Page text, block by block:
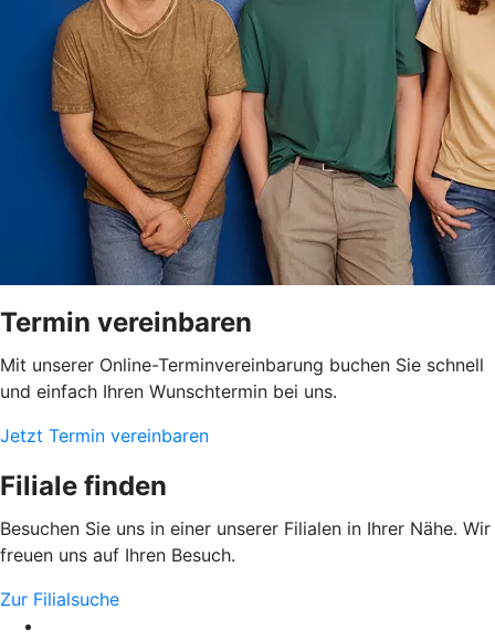
Termin vereinbaren
Mit unserer Online-Terminvereinbarung buchen Sie schnell
und einfach Ihren Wunschtermin bei uns.
Jetzt Termin vereinbaren
Filiale finden
Besuchen Sie uns in einer unserer Filialen in Ihrer Nähe. Wir
freuen uns auf Ihren Besuch.
Zur Filialsuche